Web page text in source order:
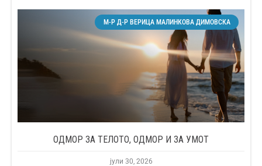
М-Р Д-Р ВЕРИЦА МАЛИНКОВА ДИМОВСКА
ОДМОР ЗА ТЕЛОТО, ОДМОР И ЗА УМОТ
јули 30, 2026